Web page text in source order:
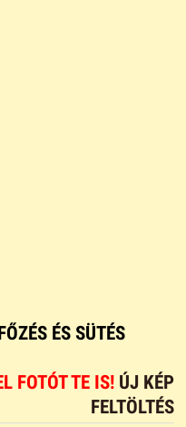
ÉS SÜTÉS
FOTÓT TE IS! ÚJ KÉP
FELTÖLTÉS